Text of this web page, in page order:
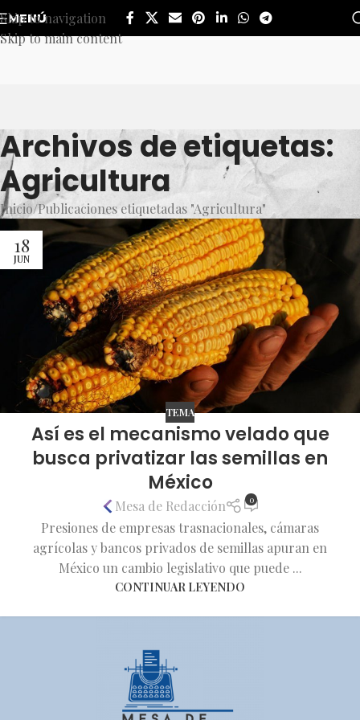
Skip to navigation
Skip to main content
MENÚ
Archivos de etiquetas:
Agricultura
Inicio Publicaciones etiquetadas "Agricultura"
18
JUN
TEMA
Así es el mecanismo velado que
busca privatizar las semillas en
México
Mesa de Redacción 0
Presiones de empresas trasnacionales, cámaras
agrícolas y bancos privados de semillas apuran en
México un cambio legislativo que puede ...
CONTINUAR LEYENDO